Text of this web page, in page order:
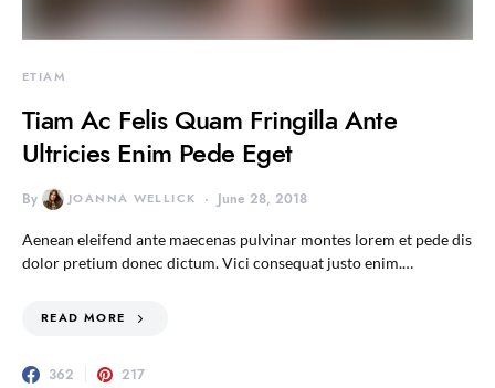
ETIAM
Tiam Ac Felis Quam Fringilla Ante
Ultricies Enim Pede Eget
By JOANNA WELLICK June 28, 2018
Aenean eleifend ante maecenas pulvinar montes lorem et pede dis
dolor pretium donec dictum. Vici consequat justo enim.…
READ MORE
362 217